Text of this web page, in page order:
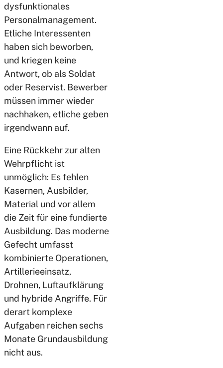
dysfunktionales
Personalmanagement.
Etliche Interessenten
haben sich beworben,
und kriegen keine
Antwort, ob als Soldat
oder Reservist. Bewerber
müssen immer wieder
nachhaken, etliche geben
irgendwann auf.
Eine Rückkehr zur alten
Wehrpflicht ist
unmöglich: Es fehlen
Kasernen, Ausbilder,
Material und vor allem
die Zeit für eine fundierte
Ausbildung. Das moderne
Gefecht umfasst
kombinierte Operationen,
Artillerieeinsatz,
Drohnen, Luftaufklärung
und hybride Angriffe. Für
derart komplexe
Aufgaben reichen sechs
Monate Grundausbildung
nicht aus.